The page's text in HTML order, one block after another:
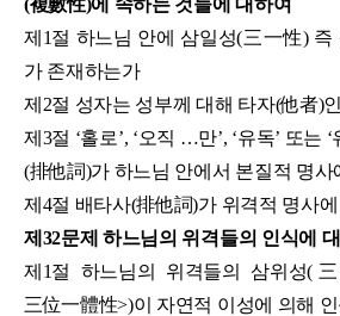
제1절 하느님 안에 삼일성(三一性)
가 존재하는가
제2절 성자는 성부께 대해 타자(他者)
제3절 ‘홀로’, ‘오직 …만’, ‘유독’ 또는
(排他詞)가 하느님 안에서 본질적 명
제4절 배타사(排他詞)가 위격적 명사
제32문제 하느님의 위격들의 인식에
제1절 하느님의 위격들의 삼위성(
三位一體性>)이 자연적 이성에 의해